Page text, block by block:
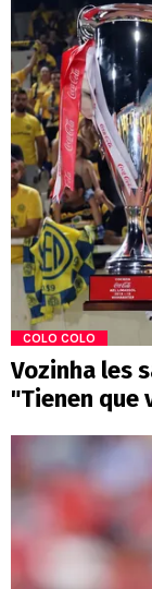
COLO COLO
Vozinha les
"Tienen que